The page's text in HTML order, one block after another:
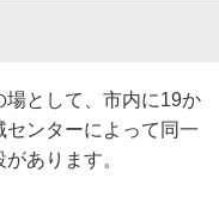
として、市内に19か
ンターによって同一
あります。